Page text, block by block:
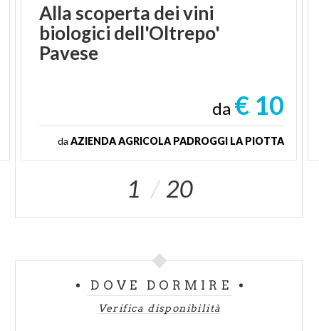
Alla scoperta dei vini
biologici dell'Oltrepo'
Pavese
da € 10
da AZIENDA AGRICOLA PADROGGI LA PIOTTA
1 20
DOVE DORMIRE
Verifica disponibilità